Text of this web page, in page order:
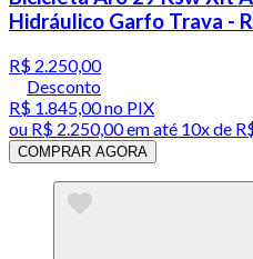
Hidráulico Garfo Trava -
R$ 2.250,00
Desconto
R$ 1.845,00no PIX
ou R$ 2.250,00em até 10x de
COMPRAR AGORA